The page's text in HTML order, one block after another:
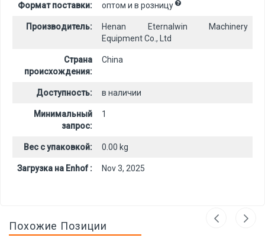
Формат поставки: оптом и в розницу
Производитель:
Henan Eternalwin Machinery
Equipment Co., Ltd
Страна
происхождения:
China
Доступность: в наличии
Минимальный
запрос:
1
Вес с упаковкой: 0.00 kg
Загрузка на Enhof : Nov 3, 2025
Похожие Позиции